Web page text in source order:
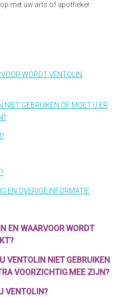
met uw arts of apotheker.
WORDT VENTOLIN
GEBRUIKEN OF MOET U ER
EN OVERIGE INFORMATIE
EN WAARVOOR WORDT
VENTOLIN NIET GEBRUIKEN
VOORZICHTIG MEE ZIJN?
VENTOLIN?